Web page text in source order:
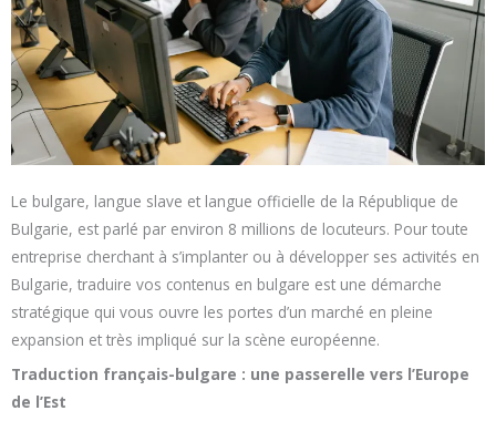
Le bulgare, langue slave et langue officielle de la République de
Bulgarie, est parlé par environ 8 millions de locuteurs. Pour toute
entreprise cherchant à s’implanter ou à développer ses activités en
Bulgarie, traduire vos contenus en bulgare est une démarche
stratégique qui vous ouvre les portes d’un marché en pleine
expansion et très impliqué sur la scène européenne.
Traduction français-bulgare : une passerelle vers l’Europe
de l’Est